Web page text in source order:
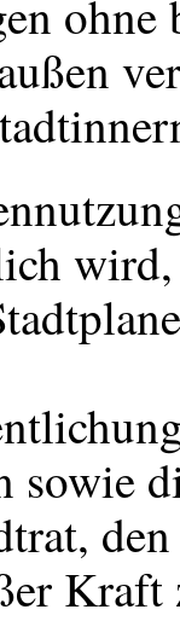
sowie
Kraft